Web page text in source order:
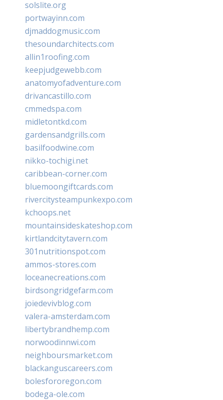
solslite.org
portwayinn.com
djmaddogmusic.com
thesoundarchitects.com
allin1roofing.com
keepjudgewebb.com
anatomyofadventure.com
drivancastillo.com
cmmedspa.com
midletontkd.com
gardensandgrills.com
basilfoodwine.com
nikko-tochigi.net
caribbean-corner.com
bluemoongiftcards.com
rivercitysteampunkexpo.com
kchoops.net
mountainsideskateshop.com
kirtlandcitytavern.com
301nutritionspot.com
ammos-stores.com
loceanecreations.com
birdsongridgefarm.com
joiedevivblog.com
valera-amsterdam.com
libertybrandhemp.com
norwoodinnwi.com
neighboursmarket.com
blackanguscareers.com
bolesfororegon.com
bodega-ole.com